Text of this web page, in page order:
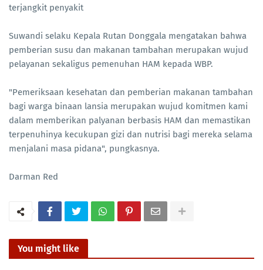
terjangkit penyakit
Suwandi selaku Kepala Rutan Donggala mengatakan bahwa
pemberian susu dan makanan tambahan merupakan wujud
pelayanan sekaligus pemenuhan HAM kepada WBP.
"Pemeriksaan kesehatan dan pemberian makanan tambahan
bagi warga binaan lansia merupakan wujud komitmen kami
dalam memberikan palyanan berbasis HAM dan memastikan
terpenuhinya kecukupan gizi dan nutrisi bagi mereka selama
menjalani masa pidana", pungkasnya.
Darman Red
You might like